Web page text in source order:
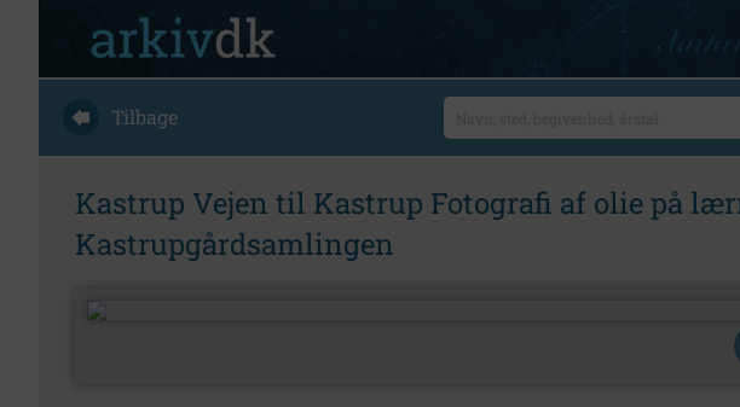
Tilbage
Kastrup Vejen til Kastrup Fotografi af olie på
Kastrupgårdsamlingen